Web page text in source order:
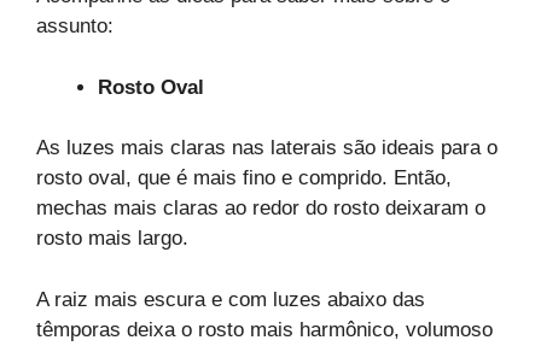
assunto:
Rosto Oval
As luzes mais claras nas laterais são ideais para o
rosto oval, que é mais fino e comprido. Então,
mechas mais claras ao redor do rosto deixaram o
rosto mais largo.
A raiz mais escura e com luzes abaixo das
têmporas deixa o rosto mais harmônico, volumoso